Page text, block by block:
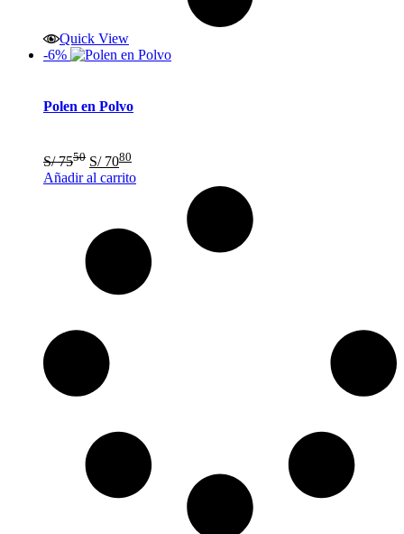
Quick View
-6%
Polen en Polvo
S/7550 El
precio
original
S/7080
precio
actual
Añadir al carrito